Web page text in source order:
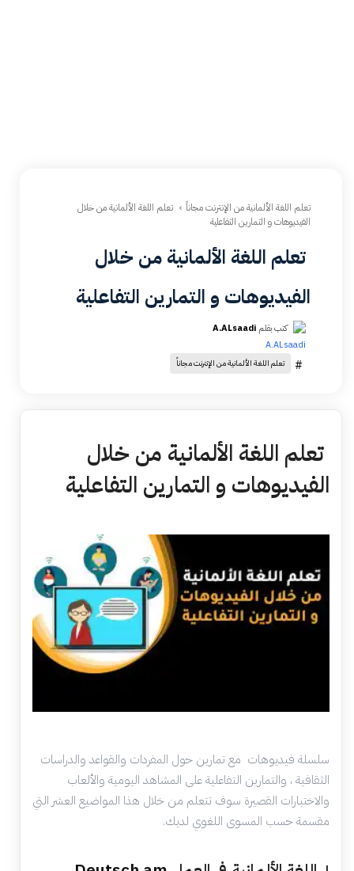
تعلم اللغة الألمانية من الإنترنت مجاناً
تعلم اللغة الألمانية من خلال
الفيديوهات و التمارين التفاعلية
تعلم اللغة الألمانية من خلال
الفيديوهات و التمارين التفاعلية
كتب بقلم A.ALsaadi
# تعلم اللغة الألمانية من الإنترنت مجاناً
تعلم اللغة الألمانية من خلال
الفيديوهات و التمارين التفاعلية
سلسلة فيديوهات مع تمارين حول المفردات والقواعد والدراسات
الثقافية ، والتمارين التفاعلية على المشاهد اليومية والألعاب
والاختبارات القصيرة سوف تتعلم من خلال هذا المواضيع العشر التي
مقسمة حسب المسوى اللغوي لديك.